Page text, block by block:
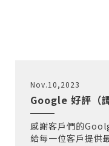
Nov.10,2023
Google 好評（譚
感謝客戶們的
給每一位客戶提供